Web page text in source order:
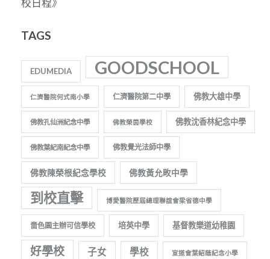
校日程》
TAGS
EDUMEDIA GOODSCHOOL
仁濟醫院何式南小學 仁濟醫院第二中學 佛教大雄中學
佛教孔仙洲紀念中學 佛教榮茵學校 佛教沈香林紀念中學
佛教葉紀南紀念中學 佛教覺光法師中學
佛教陳榮根紀念學校 佛教黃允畋中學
到校直擊 博愛醫院歷屆總理聯誼會梁省德中學
嗇色園主辦可信學校 培英中學 基督教樂道幼稚園
好學校 子女 學校 宣道會葉紹蔭紀念小學